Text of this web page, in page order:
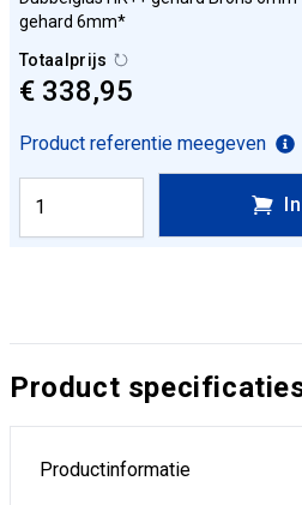
gehard 6mm*
Totaalprijs
€ 338,95
Product referentie meegeven
Product
Productinformatie